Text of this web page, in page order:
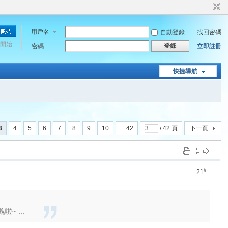
用戶名 自動登錄
找回密碼
密碼
登錄 立即註冊
始
快捷導航
4 5 6 7 8 9 10 ... 42 / 42 頁 下一頁
21#
啦~ ...